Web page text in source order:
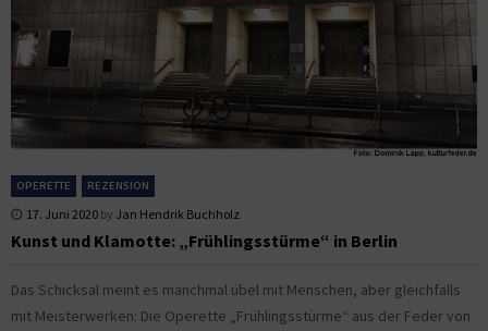
OPERETTE REZENSION
17. Juni 2020 by Jan Hendrik Buchholz
Kunst und Klamotte: „Frühlingsstürme“ in Berlin
Das Schicksal meint es manchmal übel mit Menschen, aber gleichfalls
mit Meisterwerken: Die Operette „Frühlingsstürme“ aus der Feder von